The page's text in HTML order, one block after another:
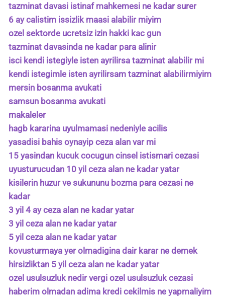
tazminat davasi istinaf mahkemesi ne kadar surer
6 ay calistim issizlik maasi alabilir miyim
ozel sektorde ucretsiz izin hakki kac gun
tazminat davasinda ne kadar para alinir
isci kendi istegiyle isten ayrilirsa tazminat alabilir mi
kendi istegimle isten ayrilirsam tazminat alabilirmiyim
mersin bosanma avukati
samsun bosanma avukati
makaleler
hagb kararina uyulmamasi nedeniyle acilis
yasadisi bahis oynayip ceza alan var mi
15 yasindan kucuk cocugun cinsel istismari cezasi
uyusturucudan 10 yil ceza alan ne kadar yatar
kisilerin huzur ve sukununu bozma para cezasi ne
kadar
3 yil 4 ay ceza alan ne kadar yatar
3 yil ceza alan ne kadar yatar
5 yil ceza alan ne kadar yatar
kovusturmaya yer olmadigina dair karar ne demek
hirsizliktan 5 yil ceza alan ne kadar yatar
ozel usulsuzluk nedir vergi ozel usulsuzluk cezasi
haberim olmadan adima kredi cekilmis ne yapmaliyim